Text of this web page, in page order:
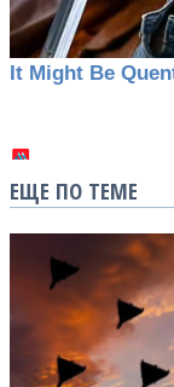
ЕЩЕ ПО ТЕМЕ